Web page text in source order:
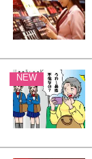
NEW